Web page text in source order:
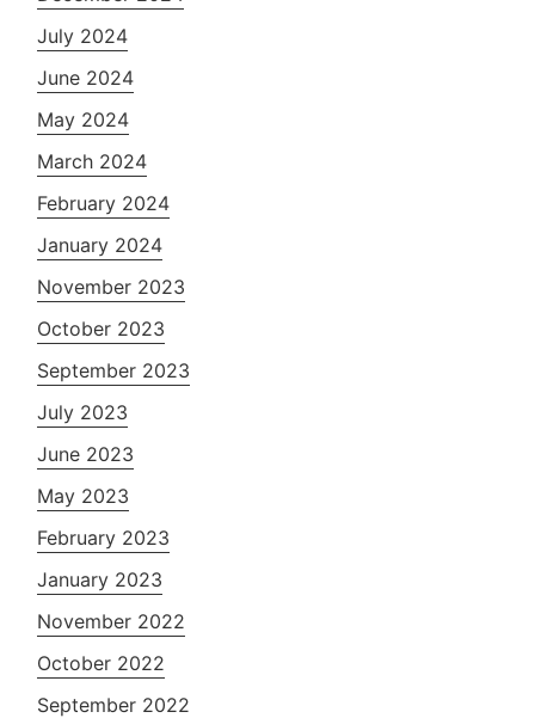
July 2024
June 2024
May 2024
March 2024
February 2024
January 2024
November 2023
October 2023
September 2023
July 2023
June 2023
May 2023
February 2023
January 2023
November 2022
October 2022
September 2022